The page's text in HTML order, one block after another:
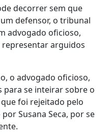
decorrer sem que
defensor, o tribunal
advogado oficioso,
arguidos
o advogado oficioso,
para se inteirar sobre o
foi rejeitado pelo
Susana Seca, por se